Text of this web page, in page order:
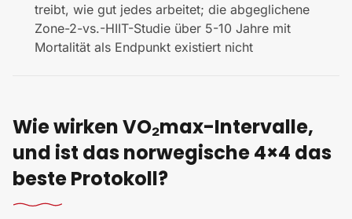
treibt, wie gut jedes arbeitet; die abgeglichene
Zone-2-vs.-HIIT-Studie über 5-10 Jahre mit
Mortalität als Endpunkt existiert nicht
Wie wirken VO₂max-Intervalle,
und ist das norwegische 4×4 das
beste Protokoll?